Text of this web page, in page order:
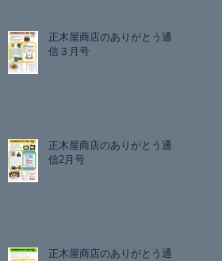
正木屋商店のありがとう通
信３月号
正木屋商店のありがとう通
信2月号
正木屋商店のありがとう通